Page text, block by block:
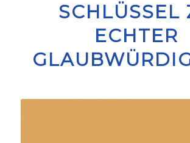
SCHLÜSSEL
ECHTER